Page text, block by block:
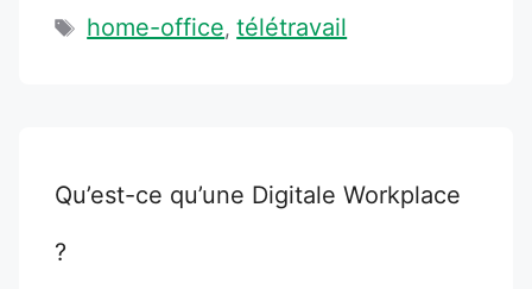
Étiquettes
home-office,télétravail
Qu’est-ce qu’une Digitale Workplace
?